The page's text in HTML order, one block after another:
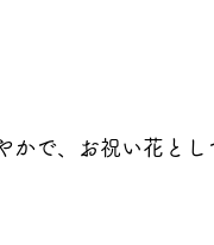
かで、お祝い花と